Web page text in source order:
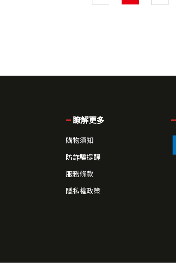
瞭解更多
購物須知
防詐騙提醒
服務條款
隱私權政策